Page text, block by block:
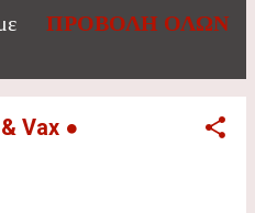
🎙️ LIVE ΕΚΠΟΜΠΈΣ
ΚΑΘΗΜΕΡΙΝΆ!
& ΣΥΝΕΝΤΕΎΞΕΙΣ ΜΕ
ΤΗΝ ΕΜΠΕΙΡΊΑ!
ΠΡΟΒΟΛΉ ΌΛΩΝ
Vax ●